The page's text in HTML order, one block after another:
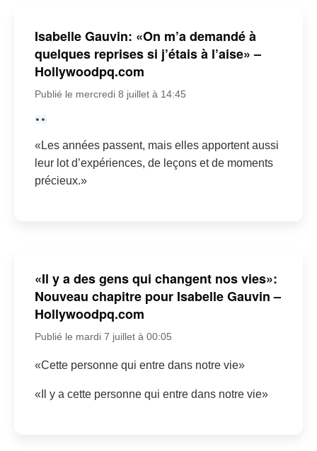
Isabelle Gauvin: «On m’a demandé à
quelques reprises si j’étais à l’aise» –
Hollywoodpq.com
Publié le mercredi 8 juillet à 14:45
«Les années passent, mais elles apportent aussi
leur lot d’expériences, de leçons et de moments
précieux.»
«Il y a des gens qui changent nos vies»:
Nouveau chapitre pour Isabelle Gauvin –
Hollywoodpq.com
Publié le mardi 7 juillet à 00:05
«Cette personne qui entre dans notre vie»
«Il y a cette personne qui entre dans notre vie»